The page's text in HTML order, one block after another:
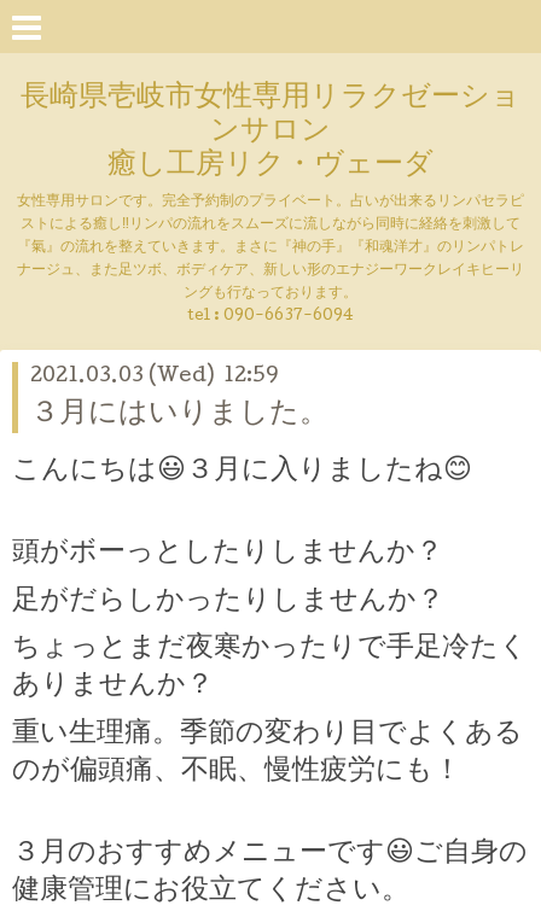
長崎県壱岐市女性専用リラクゼーショ
ンサロン
癒し工房リク・ヴェーダ
女性専用サロンです。完全予約制のプライベート。占いが出来るリンパセラピ
ストによる癒し‼︎リンパの流れをスムーズに流しながら同時に経絡を刺激して
『氣』の流れを整えていきます。まさに『神の手』『和魂洋才』のリンパトレ
ナージュ、また足ツボ、ボディケア、新しい形のエナジーワークレイキヒーリ
ングも行なっております。
tel : 090-6637-6094
2021.03.03 (Wed) 12:59
３月にはいりました。
こんにちは 😃 ３月に入りましたね😊
頭がボーっとしたりしませんか？
足がだらしかったりしませんか？
ちょっとまだ夜寒かったりで手足冷たく
ありませんか？
重い生理痛。季節の変わり目でよくある
のが偏頭痛、不眠、慢性疲労にも！
３月のおすすめメニューです😃ご自身の
健康管理にお役立てください。